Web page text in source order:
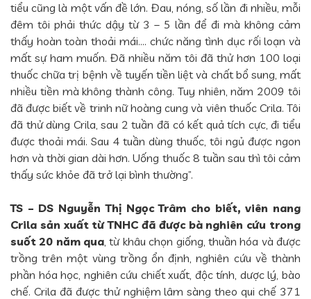
tiểu cũng là một vấn đề lớn. Đau, nóng, số lần đi nhiều, mỗi
đêm tôi phải thức dậy từ 3 – 5 lần để đi mà không cảm
thấy hoàn toàn thoải mái…. chức năng tình dục rối loạn và
mất sự ham muốn. Đã nhiều năm tôi đã thử hơn 100 loại
thuốc chữa trị bệnh về tuyến tiền liệt và chất bổ sung, mất
nhiều tiền mà không thành công. Tuy nhiên, năm 2009 tôi
đã được biết về trinh nữ hoàng cung và viên thuốc Crila. Tôi
đã thử dùng Crila, sau 2 tuần đã có kết quả tích cực, đi tiểu
được thoải mái. Sau 4 tuần dùng thuốc, tôi ngủ được ngon
hơn và thời gian dài hơn. Uống thuốc 8 tuần sau thì tôi cảm
thấy sức khỏe đã trở lại bình thường”.
TS – DS Nguyễn Thị Ngọc Trâm cho biết, viên nang
Crila sản xuất từ TNHC đã được bà nghiên cứu trong
suốt 20 năm qua, từ khâu chọn giống, thuần hóa và được
trồng trên một vùng trồng ổn định, nghiên cứu về thành
phần hóa học, nghiên cứu chiết xuất, độc tính, dược lý, bào
chế. Crila đã được thử nghiệm lâm sàng theo qui chế 371